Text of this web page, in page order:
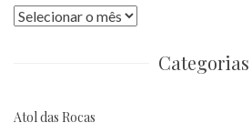
Publicações
Categorias
Atol das Rocas